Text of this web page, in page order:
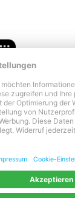
© 2026 LEDs